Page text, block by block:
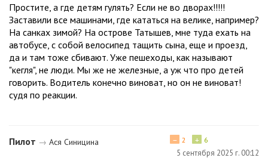
Простите, а где детям гулять? Если не во дворах!!!!!
Заставили все машинами, где кататься на велике, например?
На санках зимой? На острове Татышев, мне туда ехать на
автобусе, с собой велосипед тащить сына, еще и проезд,
да и там тоже сбивают. Уже пешеходы, как называют
"кегля", не люди. Мы же не железные, а уж что про детей
говорить. Водитель конечно виноват, но он не виноват!
судя по реакции.
Пилот → Ася Синицина + 6
− 2
5 сентября 2025 г. 00:12